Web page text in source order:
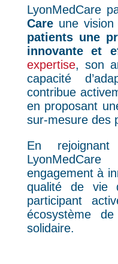
LyonMedCare
Careune vision
patients une
innovante et
expertise, son
capacité
contribue
en proposant
sur-mesure des
En
engagement à
qualité de vie
participant
écosystème
solidaire.